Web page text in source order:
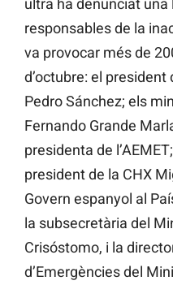
ultra ha denunciat una
responsables de la
va provocar més de
d’octubre: el
Pedro Sánchez; els
Fernando Grande
presidenta de
president de la CHX
Govern espanyol al
la subsecretària del
Crisóstomo, i la
d’Emergències del